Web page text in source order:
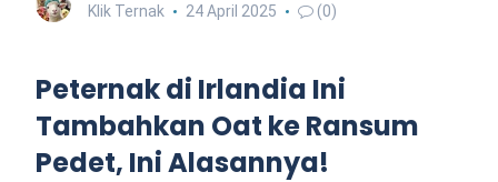
Klik Ternak 24 April 2025 (0)
Peternak di Irlandia Ini
Tambahkan Oat ke Ransum
Pedet, Ini Alasannya!